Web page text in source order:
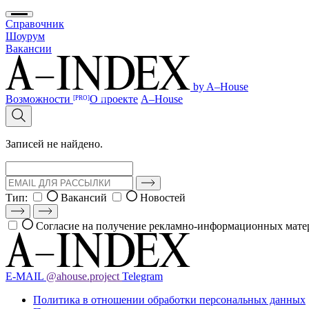
Справочник
Шоурум
Вакансии
by A–House
Возможности [PRO]О проекте A–House
Записей не найдено.
Тип: Вакансий Новостей
Согласие на получение рекламно-информационных
E-MAIL @ahouse.project Telegram
Политика в отношении обработки персональных данных